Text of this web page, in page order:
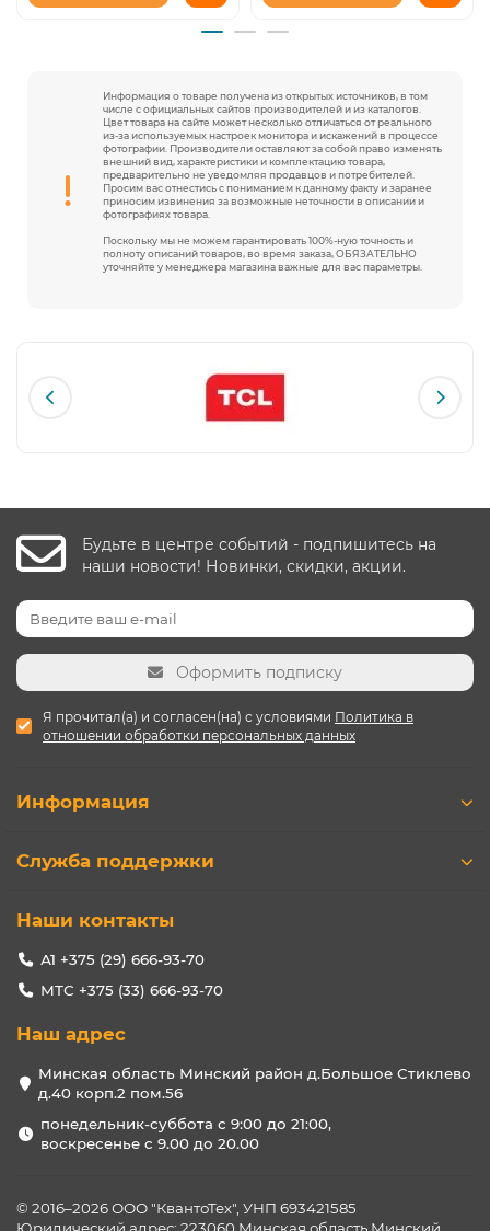
Информация о товаре получена из открытых источников, в том
числе с официальных сайтов производителей и из каталогов.
Цвет товара на сайте может несколько отличаться от реального
из-за используемых настроек монитора и искажений в процессе
фотографии. Производители оставляют за собой право изменять
внешний вид, характеристики и комплектацию товара,
предварительно не уведомляя продавцов и потребителей.
Просим вас отнестись с пониманием к данному факту и заранее
приносим извинения за возможные неточности в описании и
фотографиях товара.
Поскольку мы не можем гарантировать 100%-ную точность и
полноту описаний товаров, во время заказа, ОБЯЗАТЕЛЬНО
уточняйте у менеджера магазина важные для вас параметры.
Будьте в центре событий - подпишитесь на
наши новости! Новинки, скидки, акции.
Оформить подписку
Я прочитал(а) и согласен(на) с условиями Политика в
отношении обработки персональных данных
Информация
Служба поддержки
Наши контакты
А1 +375 (29) 666-93-70
МТС +375 (33) 666-93-70
Наш адрес
Минская область Минский район д.Большое Стиклево
д.40 корп.2 пом.56
понедельник-суббота с 9:00 до 21:00,
воскресенье с 9.00 до 20.00
© 2016–2026 ООО "КвантоТех", УНП 693421585